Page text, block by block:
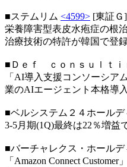
■ステムリム <4599> [東証Ｇ]
栄養障害型表皮水疱症の根
治療技術の特許が韓国で登録
■Ｄｅｆ ｃｏｎｓｕｌｔｉ
「AI導入支援コンソーシア
業のAIエージェント本格導
■ベルシステム２４ホールデ
3-5月期(1Q)最終は22％増益
■バーチャレクス・ホールデ
「Amazon Connect